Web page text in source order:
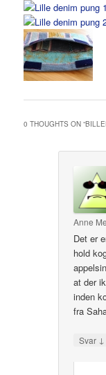
0 THOUGHTS ON “
Anne
Det er
hold
at der
inden
fra
Svar ↓